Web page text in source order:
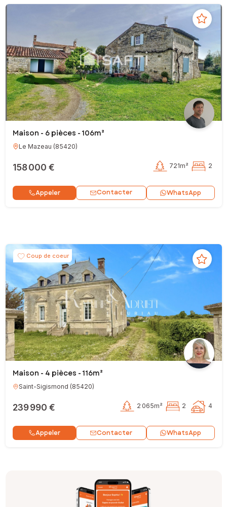
Maison - 6 pièces - 106m²
Le Mazeau (85420)
158 000 € 721m² 2
Appeler Contacter WhatsApp
Coup de coeur
Maison - 4 pièces - 116m²
Saint-Sigismond (85420)
239 990 € 2 065m² 2 4
Appeler Contacter WhatsApp